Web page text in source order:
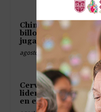
China deja
billones de
jugada de abuela
agosto 8, 2026
Cerveza mexicana
liderazgo mundial
en exportaciones